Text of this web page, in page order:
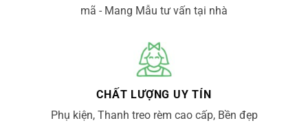
mã - Mang Mẫu tư vấn tại nhà
CHẤT LƯỢNG UY TÍN
Phụ kiện, Thanh treo rèm cao cấp, Bền đẹp